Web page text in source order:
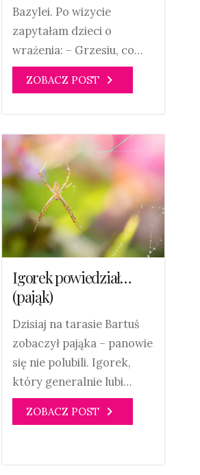
Bazylei. Po wizycie
zapytałam dzieci o
wrażenia: – Grzesiu, co…
ZOBACZ POST
Igorek powiedział…
(pająk)
Dzisiaj na tarasie Bartuś
zobaczył pająka – panowie
się nie polubili. Igorek,
który generalnie lubi…
ZOBACZ POST